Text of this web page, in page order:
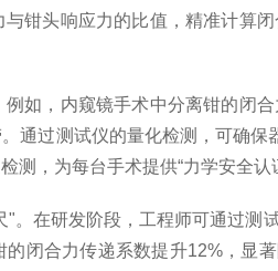
钳头响应力的比值，精准计算
如，内窥镜手术中分离钳的闭
通过测试仪的量化检测，可确
测，为每台手术提供“力学安全认
。在研发阶段，工程师可通过
闭合力传递系数提升12%，显